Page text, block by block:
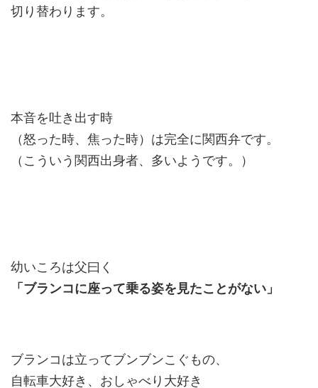
切り替わります。
本音を吐き出す時
（怒った時、焦った時）は完全に関西弁です。
（こういう関西出身者、多いようです。）
幼いころは父曰く
「ブランコに座って乗る姿を見たことがない」
ブランコは立ってブンブンこぐもの、
自転車大好き、おしゃべり大好き